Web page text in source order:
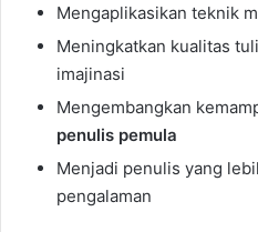
Mengaplikasikan teknik
Meningkatkan kualitas
imajinasi
Mengembangkan
penulis pemula
Menjadi penulis yang
pengalaman